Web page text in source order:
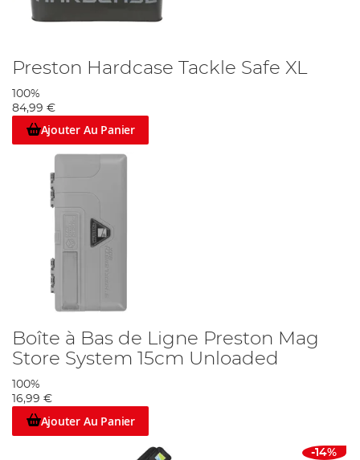
Preston Hardcase Tackle Safe XL
100%
84,99 €
Ajouter Au Panier
Boîte à Bas de Ligne Preston Mag
Store System 15cm Unloaded
100%
16,99 €
Ajouter Au Panier
-14%